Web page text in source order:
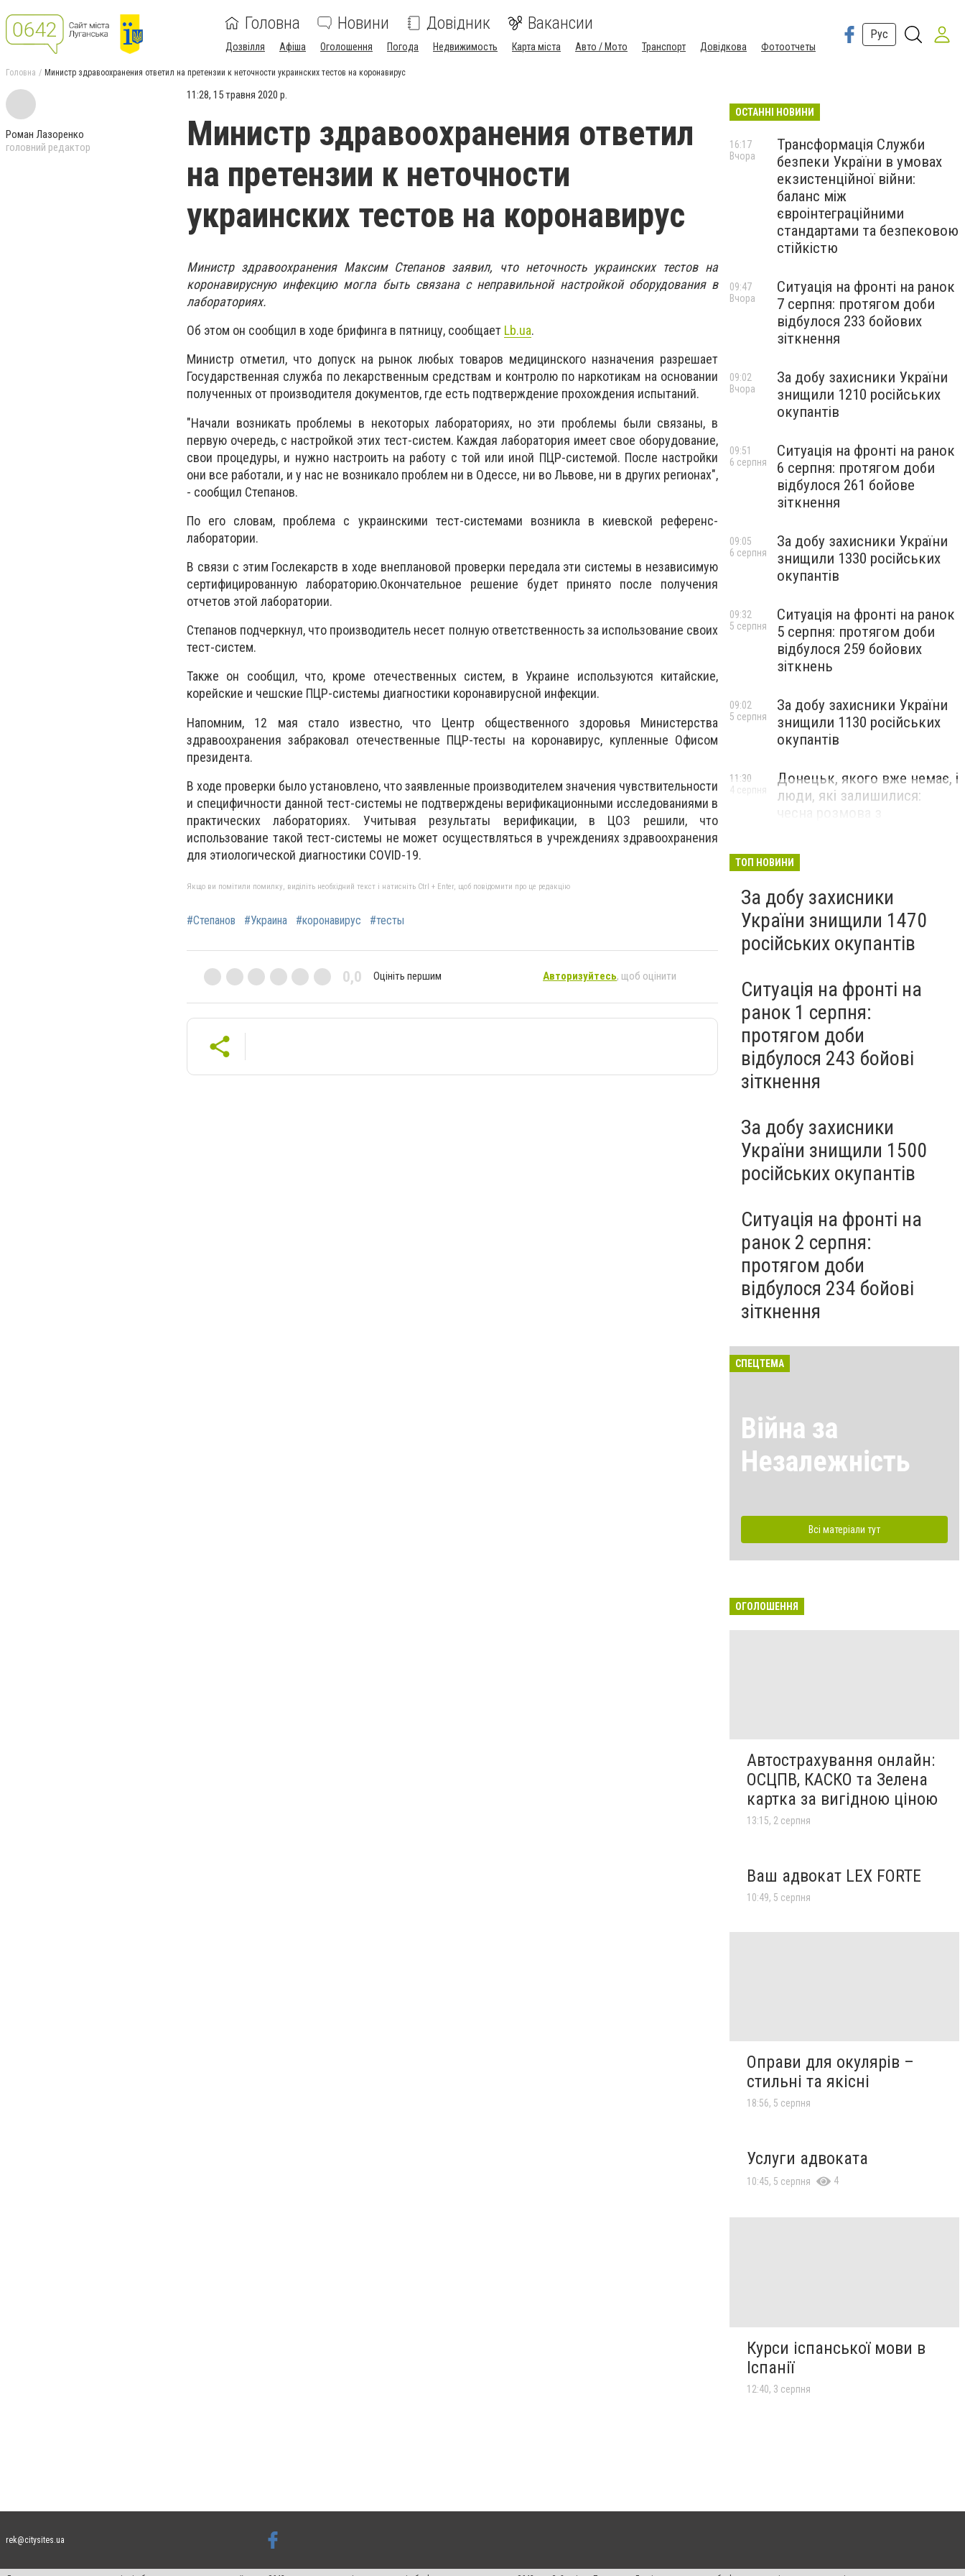
Головна Новини Довідник Вакансии
Дозвілля Афіша Оголошення Погода Недвижимость Карта міста Авто / Мото Транспорт Довідкова Фотоотчеты
Рус
Головна Министр здравоохранения ответил на претензии к неточности украинских тестов на коронавирус
Роман Лазоренко
головний редактор
11:28, 15 травня 2020 р.
Министр здравоохранения ответил
на претензии к неточности
украинских тестов на коронавирус
Министр здравоохранения Максим Степанов заявил, что неточность украинских тестов на
коронавирусную инфекцию могла быть связана с неправильной настройкой оборудования в
лабораториях.
Об этом он сообщил в ходе брифинга в пятницу, сообщает Lb.ua.
Министр отметил, что допуск на рынок любых товаров медицинского назначения разрешает
Государственная служба по лекарственным средствам и контролю по наркотикам на основании
полученных от производителя документов, где есть подтверждение прохождения испытаний.
"Начали возникать проблемы в некоторых лабораториях, но эти проблемы были связаны, в
первую очередь, с настройкой этих тест-систем. Каждая лаборатория имеет свое оборудование,
свои процедуры, и нужно настроить на работу с той или иной ПЦР-системой. После настройки
они все работали, и у нас не возникало проблем ни в Одессе, ни во Львове, ни в других регионах",
- сообщил Степанов.
По его словам, проблема с украинскими тест-системами возникла в киевской референс-
лаборатории.
В связи с этим Гослекарств в ходе внеплановой проверки передала эти системы в независимую
сертифицированную лабораторию.Окончательное решение будет принято после получения
отчетов этой лаборатории.
Степанов подчеркнул, что производитель несет полную ответственность за использование своих
тест-систем.
Также он сообщил, что, кроме отечественных систем, в Украине используются китайские,
корейские и чешские ПЦР-системы диагностики коронавирусной инфекции.
Напомним, 12 мая стало известно, что Центр общественного здоровья Министерства
здравоохранения забраковал отечественные ПЦР-тесты на коронавирус, купленные Офисом
президента.
В ходе проверки было установлено, что заявленные производителем значения чувствительности
и специфичности данной тест-системы не подтверждены верификационными исследованиями в
практических лабораториях. Учитывая результаты верификации, в ЦОЗ решили, что
использование такой тест-системы не может осуществляться в учреждениях здравоохранения
для этиологической диагностики COVID-19.
Якщо ви помітили помилку, виділіть необхідний текст і натисніть Ctrl + Enter, щоб повідомити про це редакцію
#Степанов #Украина #коронавирус #тесты
0,0 Оцініть першим Авторизуйтесь, щоб оцінити
ОСТАННІ НОВИНИ
Трансформація Служби
безпеки України в умовах
екзистенційної війни:
баланс між
євроінтеграційними
стандартами та безпековою
стійкістю
16:17
Вчора
Ситуація на фронті на ранок
7 серпня: протягом доби
відбулося 233 бойових
зіткнення
09:47
Вчора
За добу захисники України
знищили 1210 російських
окупантів
09:02
Вчора
Ситуація на фронті на ранок
6 серпня: протягом доби
відбулося 261 бойове
зіткнення
09:51
6 серпня
За добу захисники України
знищили 1330 російських
окупантів
09:05
6 серпня
Ситуація на фронті на ранок
5 серпня: протягом доби
відбулося 259 бойових
зіткнень
09:32
5 серпня
За добу захисники України
знищили 1130 російських
окупантів
09:02
5 серпня
Донецьк, якого вже немає, і
люди, які залишилися:
11:30
4 серпня
ТОП НОВИНИ
За добу захисники
України знищили 1470
російських окупантів
Ситуація на фронті на
ранок 1 серпня:
протягом доби
відбулося 243 бойові
зіткнення
За добу захисники
України знищили 1500
російських окупантів
Ситуація на фронті на
ранок 2 серпня:
протягом доби
відбулося 234 бойові
зіткнення
СПЕЦТЕМА
Війна за
Незалежність
Всі матеріали тут
ОГОЛОШЕННЯ
Автострахування онлайн:
ОСЦПВ, КАСКО та Зелена
картка за вигідною ціною
13:15, 2 серпня
Ваш адвокат LEX FORTE
10:49, 5 серпня
Оправи для окулярів –
стильні та якісні
18:56, 5 серпня
Услуги адвоката
10:45, 5 серпня 4
Курси іспанської мови в
Іспанії
12:40, 3 серпня
rek@citysites.ua